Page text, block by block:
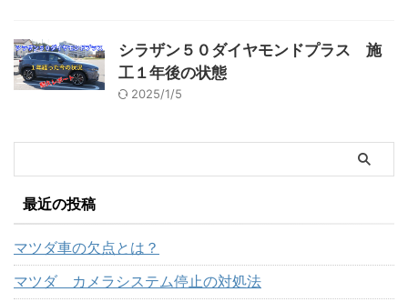
シラザン５０ダイヤモンドプラス 施
工１年後の状態
2025/1/5
最近の投稿
マツダ車の欠点とは？
マツダ カメラシステム停止の対処法